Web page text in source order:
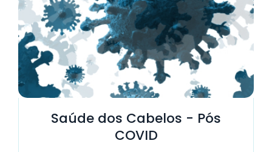
Saúde dos Cabelos - Pós
COVID